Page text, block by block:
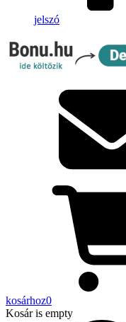
jelszó
kosárhoz0
Kosáris empty